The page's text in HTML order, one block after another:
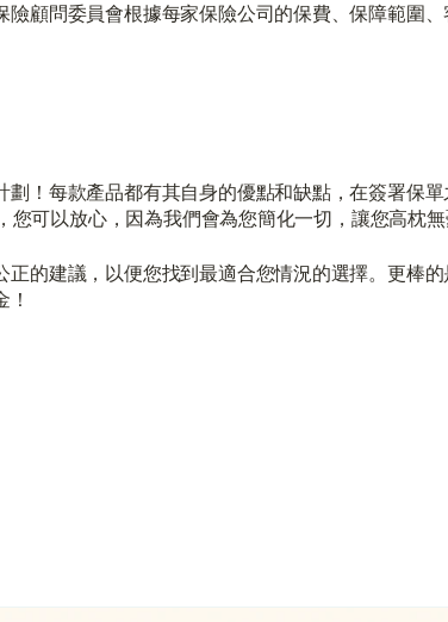
顧問委員會根據每家保險公司的保費、保障範圍
！每款產品都有其自身的優點和缺點，在簽署保
可以放心，因為我們會為您簡化一切，讓您高枕無
的建議，以便您找到最適合您情況的選擇。更棒